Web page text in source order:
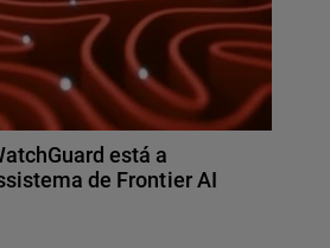
está a
de Frontier AI